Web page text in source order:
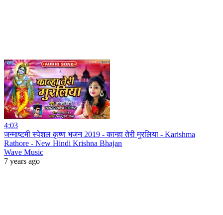
4:03
जन्माष्टमी स्पेशल कृष्ण भजन 2019 - कान्हा तेरी मुरलिया - Karishma
Rathore - New Hindi Krishna Bhajan
Wave Music
7 years ago